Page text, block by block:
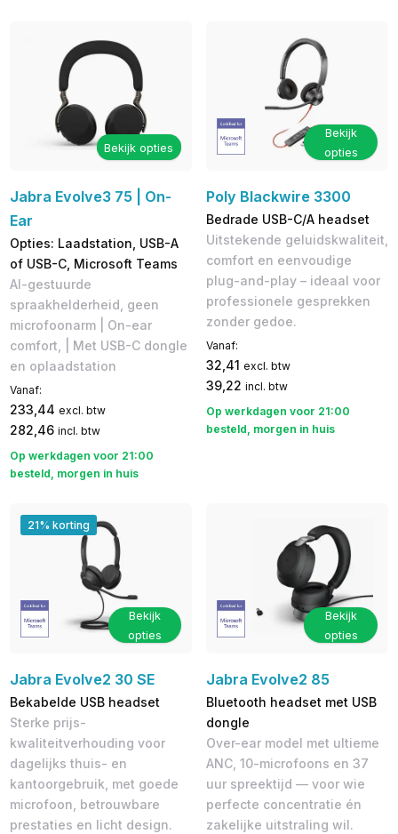
Bekijk opties
Jabra Evolve3 75 | On-
Ear
Opties: Laadstation, USB-A
of USB-C, Microsoft Teams
AI-gestuurde
spraakhelderheid, geen
microfoonarm | On-ear
comfort, | Met USB-C dongle
en oplaadstation
Vanaf:
233,44 excl. btw
282,46 incl. btw
Op werkdagen voor 21:00
besteld, morgen in huis
Bekijk
opties
Poly Blackwire 3300
Bedrade USB-C/A headset
Uitstekende geluidskwaliteit,
comfort en eenvoudige
plug-and-play – ideaal voor
professionele gesprekken
zonder gedoe.
Vanaf:
32,41 excl. btw
39,22 incl. btw
Op werkdagen voor 21:00
besteld, morgen in huis
21% korting
Bekijk
opties
Jabra Evolve2 30 SE
Bekabelde USB headset
Sterke prijs-
kwaliteitverhouding voor
dagelijks thuis- en
kantoorgebruik, met goede
microfoon, betrouwbare
prestaties en licht design.
Bekijk
opties
Jabra Evolve2 85
Bluetooth headset met USB
dongle
Over-ear model met ultieme
ANC, 10-microfoons en 37
uur spreektijd — voor wie
perfecte concentratie én
zakelijke uitstraling wil.